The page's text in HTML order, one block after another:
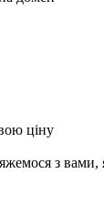
ціну
з